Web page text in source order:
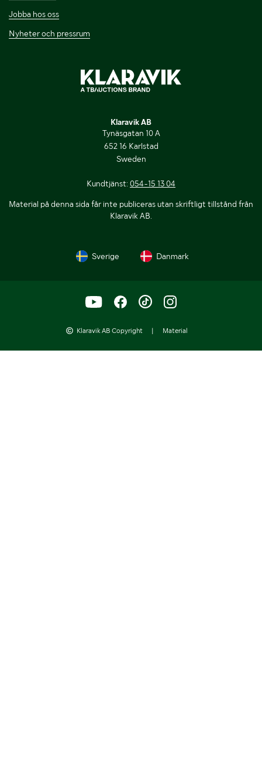
Jobba hos oss
Nyheter och pressrum
Klaravik AB
Tynäsgatan 10 A
652 16 Karlstad
Sweden
Kundtjänst: 054-15 13 04
Material på denna sida får inte publiceras utan skriftligt tillstånd från
Klaravik AB.
Sverige Danmark
Klaravik AB Copyright | Material